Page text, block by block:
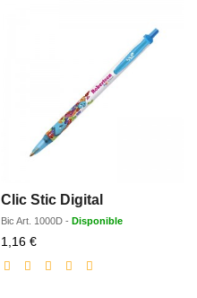
Clic Stic Digital
Bic Art. 1000D - Disponible
1,16 €Prix
réduit